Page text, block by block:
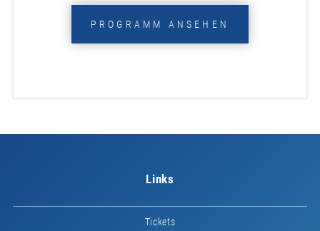
PROGRAMM ANSEHEN
Links
Tickets